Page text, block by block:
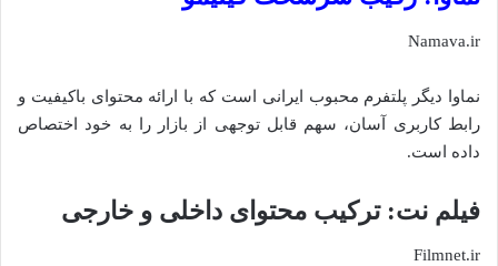
Namava.ir
نماوا دیگر پلتفرم محبوب ایرانی است که با ارائه محتوای باکیفیت و
رابط کاربری آسان، سهم قابل توجهی از بازار را به خود اختصاص
داده است.
فیلم نت: ترکیب محتوای داخلی و خارجی
Filmnet.ir